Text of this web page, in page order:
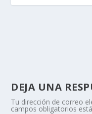
DEJA UNA
Tu dirección de correo
campos obligatorios